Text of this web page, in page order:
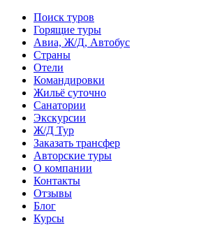
Поиск туров
Горящие туры
Авиа, Ж/Д, Автобус
Страны
Отели
Командировки
Жильё суточно
Санатории
Экскурсии
Ж/Д Тур
Заказать трансфер
Авторские туры
О компании
Контакты
Отзывы
Блог
Курсы